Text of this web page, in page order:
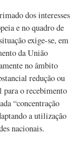
dos interesses
e no quadro de
exige-se, em
da União
no âmbito
redução ou
para o recebimento
“concentração
a utilização
nacionais.